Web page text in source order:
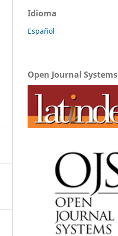
Idioma
Español
Open Journal Systems